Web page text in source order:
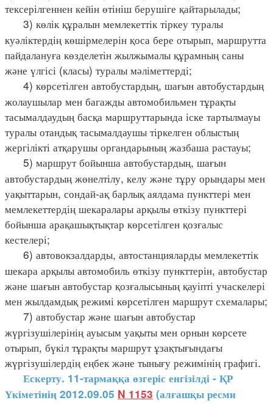
тексерілгеннен кейін өтініш берушіге қайтарылады;
3) көлік құралын мемлекеттік тіркеу туралы
куәліктердің көшірмелерін қоса бере отырып, маршрутта
пайдалануға көзделетін жылжымалы құрамның саны
және үлгісі (класы) туралы мәліметтерді;
4) көрсетілген автобустардың, шағын автобустардың
жолаушылар мен багажды автомобильмен тұрақты
тасымалдаудың басқа маршруттарында іске тартылмауы
туралы отандық тасымалдаушы тіркелген облыстың
жергілікті атқарушы органдарының жазбаша растауы;
5) маршрут бойынша автобустардың, шағын
автобустардың жөнелтілу, келу және тұру орындары мен
уақыттарын, сондай-ақ барлық аялдама пункттері мен
мемлекеттердің шекаралары арқылы өткізу пункттері
бойынша арақашықтықтар көрсетілген қозғалыс
кестелері;
6) автовокзалдарды, автостанцияларды мемлекеттік
шекара арқылы автомобиль өткізу пункттерін, автобустар
және шағын автобустар қозғалысының қауіпті учаскелері
мен жылдамдық режимі көрсетілген маршрут схемалары;
7) автобустар және шағын автобустар
жүргізушілерінің ауысым уақыты мен орнын көрсете
отырып, бүкіл тұрақты маршрут ұзақтығындағы
жүргізушілердің еңбек және тынығу режимінің графигі.
Ескерту. 11-тармаққа өзгеріс енгізілді - ҚР
Үкіметінің 2012.09.05 N 1153 (алғашқы ресми